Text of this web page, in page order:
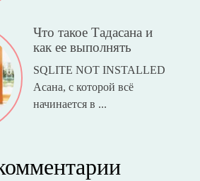
Что такое Тадасана и
как ее выполнять
SQLITE NOT INSTALLED
Асана, с которой всё
начинается в ...